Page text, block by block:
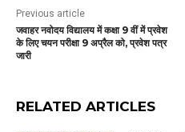
Previous article
जवाहर नवोदय विद्यालय में कक्षा 9 वीं में प्रवेश
के लिए चयन परीक्षा 9 अप्रैल को, प्रवेश पत्र
जारी
RELATED ARTICLES